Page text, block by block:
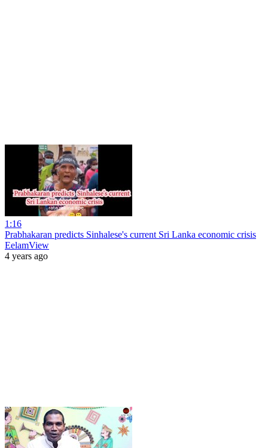
1:16
Prabhakaran predicts Sinhalese's current Sri Lanka economic crisis
EelamView
4 years ago